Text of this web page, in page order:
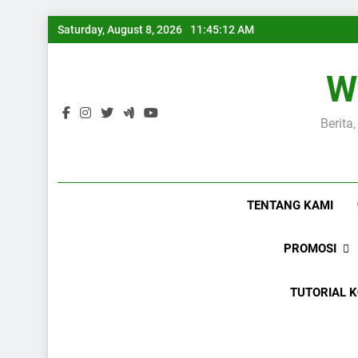
Skip
to
Saturday, August 8, 2026 11:45:13 AM
TENTANG KAMI
PROMOSI
TUTORIAL